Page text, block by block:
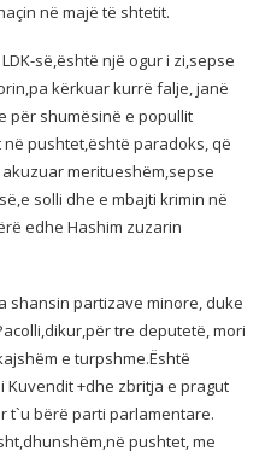
në majë të shtetit.
së,është një ogur i zi,sepse
kërkuar kurrë falje, janë
për shumësinë e popullit
pushtet,është paradoks, që
meritueshëm,sepse
solli dhe e mbajti krimin në
edhe Hashim zuzarin
shansin partizave minore, duke
tre deputetë, mori
e turpshme.Është
+dhe zbritja e pragut
t`u bërë parti parlamentare.
pushtet, me